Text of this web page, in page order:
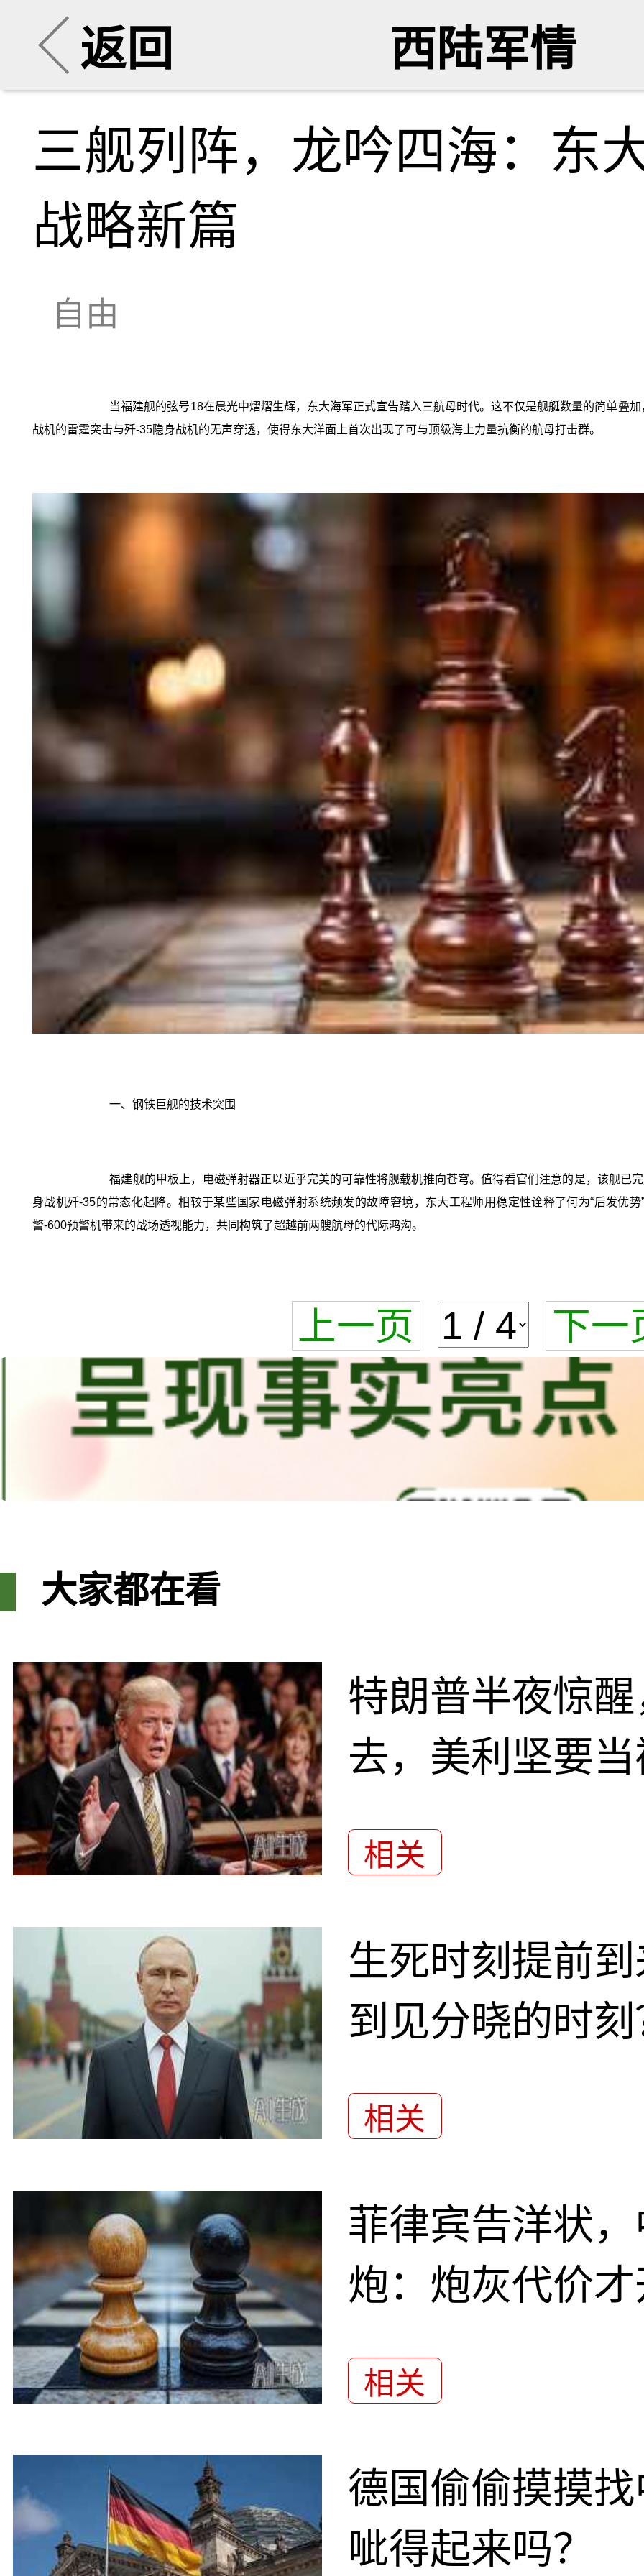
返回 西陆军情
三舰列阵，龙吟四海：东
战略新篇
自由
当福建舰的弦号18在晨光中熠熠生辉，东大海军正式宣告踏入三航母时代。这不仅是舰艇数量的简单
战机的雷霆突击与歼-35隐身战机的无声穿透，使得东大洋面上首次出现了可与顶级海上力量抗衡的航母打击群。
一、钢铁巨舰的技术突围
福建舰的甲板上，电磁弹射器正以近乎完美的可靠性将舰载机推向苍穹。值得看官们注意的是，该舰已
身战机歼-35的常态化起降。相较于某些国家电磁弹射系统频发的故障窘境，东大工程师用稳定性诠释了何为“后发优
警-600预警机带来的战场透视能力，共同构筑了超越前两艘航母的代际鸿沟。
上一页 下一
大家都在看
特朗普半夜惊
去，美利坚要
相关
生死时刻提前
到见分晓的时
相关
菲律宾告洋状
炮：炮灰代价
相关
德国偷偷摸摸找
呲得起来吗？